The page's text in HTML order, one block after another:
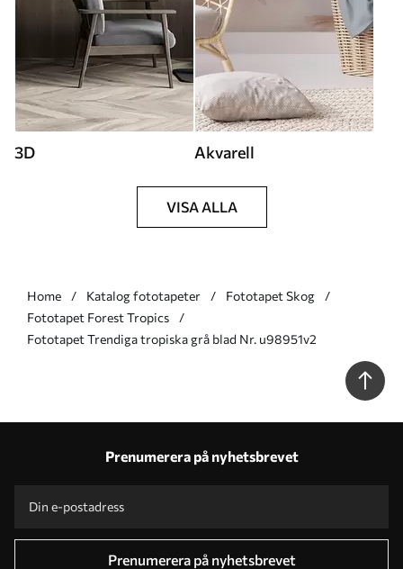
3D Akvarell
VISA ALLA
Home Katalog fototapeter
Fototapet Skog
Fototapet Forest Tropics
Fototapet Trendiga tropiska grå blad Nr. u98951v2
Prenumerera på nyhetsbrevet
Prenumerera på nyhetsbrevet